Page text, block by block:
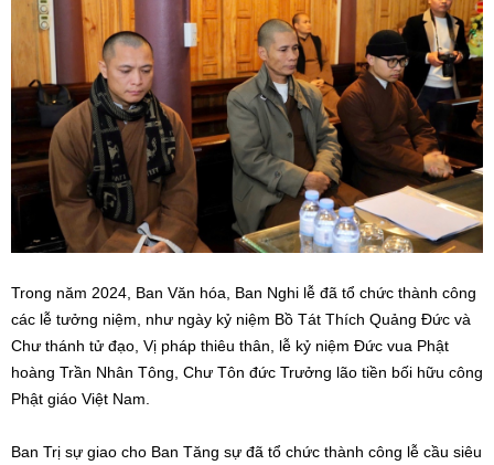
Trong năm 2024, Ban Văn hóa, Ban Nghi lễ đã tổ chức thành công
các lễ tưởng niệm, như ngày kỷ niệm Bồ Tát Thích Quảng Đức và
Chư thánh tử đạo, Vị pháp thiêu thân, lễ kỷ niệm Đức vua Phật
hoàng Trần Nhân Tông, Chư Tôn đức Trưởng lão tiền bối hữu công
Phật giáo Việt Nam.
Ban Trị sự giao cho Ban Tăng sự đã tổ chức thành công lễ cầu siêu